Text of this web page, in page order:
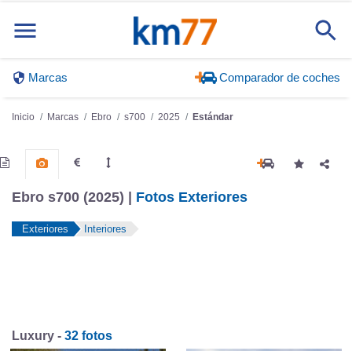
Marcas Comparador de coches
Inicio Marcas Ebro s700 2025 Estándar
Ebro s700 (2025) | Fotos Exteriores
Exteriores Interiores
Luxury - 32 fotos